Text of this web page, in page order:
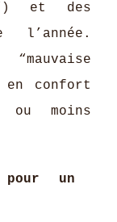
et des
l’année.
en confort
moins
un